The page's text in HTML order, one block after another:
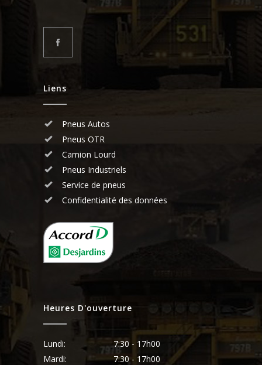
Liens
Pneus Autos
Pneus OTR
Camion Lourd
Pneus Industriels
Service de pneus
Confidentialité des données
Heures D'ouverture
Lundi:
7:30 - 17h00
Mardi:
7:30 - 17h00